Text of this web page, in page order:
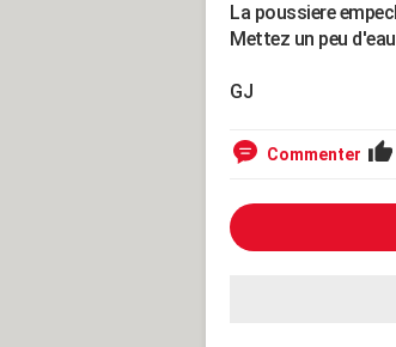
La poussiere
Mettez un peu
GJ
Commenter